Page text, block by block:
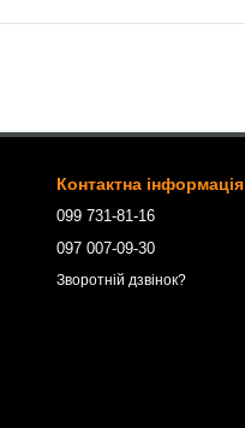
Контактна інформація
099 731-81-16
097 007-09-30
Зворотній дзвінок?